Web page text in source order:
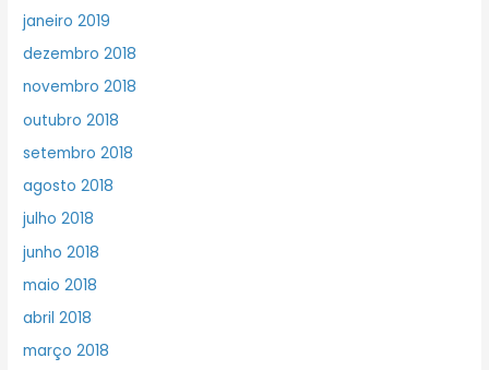
janeiro 2019
dezembro 2018
novembro 2018
outubro 2018
setembro 2018
agosto 2018
julho 2018
junho 2018
maio 2018
abril 2018
março 2018